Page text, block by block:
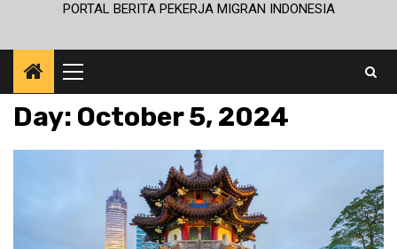
PORTAL BERITA PEKERJA MIGRAN INDONESIA
Primary
Menu
Day: October 5, 2024